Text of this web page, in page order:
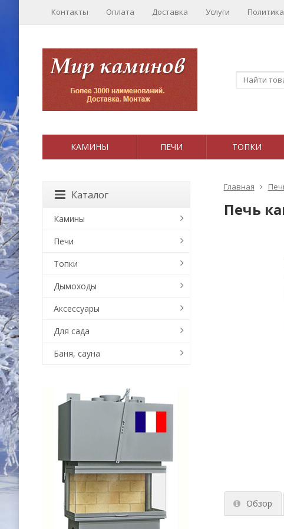
Контакты Оплата Доставка Услуги
КАМИНЫ ПЕЧИ ТОПКИ
Главная
Печь
Обзор
Каталог
Камины
Печи
Топки
Дымоходы
Аксессуары
Для сада
Баня, сауна